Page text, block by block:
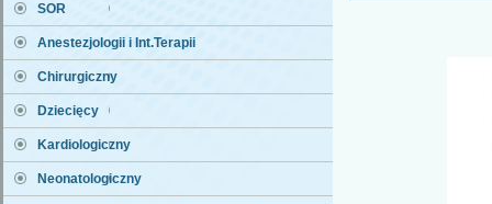
SOR
Anestezjologii i Int.Terapii
Chirurgiczny
Dziecięcy
Kardiologiczny
Neonatologiczny